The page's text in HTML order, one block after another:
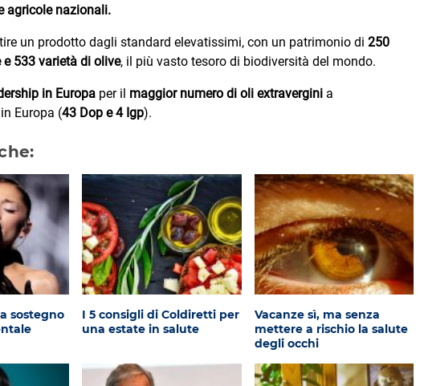
agricole nazionali.
un prodotto dagli standard elevatissimi, con un patrimonio di 250
533 varietà di olive, il più vasto tesoro di biodiversità del mondo.
in Europa per il maggior numero di oli extravergini a
Europa (43 Dop e 4 Igp).
sostegno
I 5 consigli di Coldiretti per
una estate in salute
Vacanze sì, ma senza
mettere a rischio la salute
degli occhi
D’AMORE – LUNEDÌ 10 AGOSTO
SAL DA VINCI - Radio
Subasio Music Club
Oroscopo